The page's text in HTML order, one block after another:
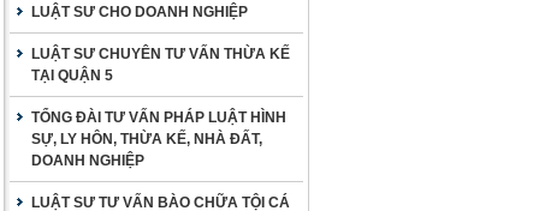
LUẬT SƯ CHO DOANH NGHIỆP
LUẬT SƯ CHUYÊN TƯ VẤN THỪA KẾ
TẠI QUẬN 5
TỔNG ĐÀI TƯ VẤN PHÁP LUẬT HÌNH
SỰ, LY HÔN, THỪA KẾ, NHÀ ĐẤT,
DOANH NGHIỆP
LUẬT SƯ TƯ VẤN BÀO CHỮA TỘI CÁ